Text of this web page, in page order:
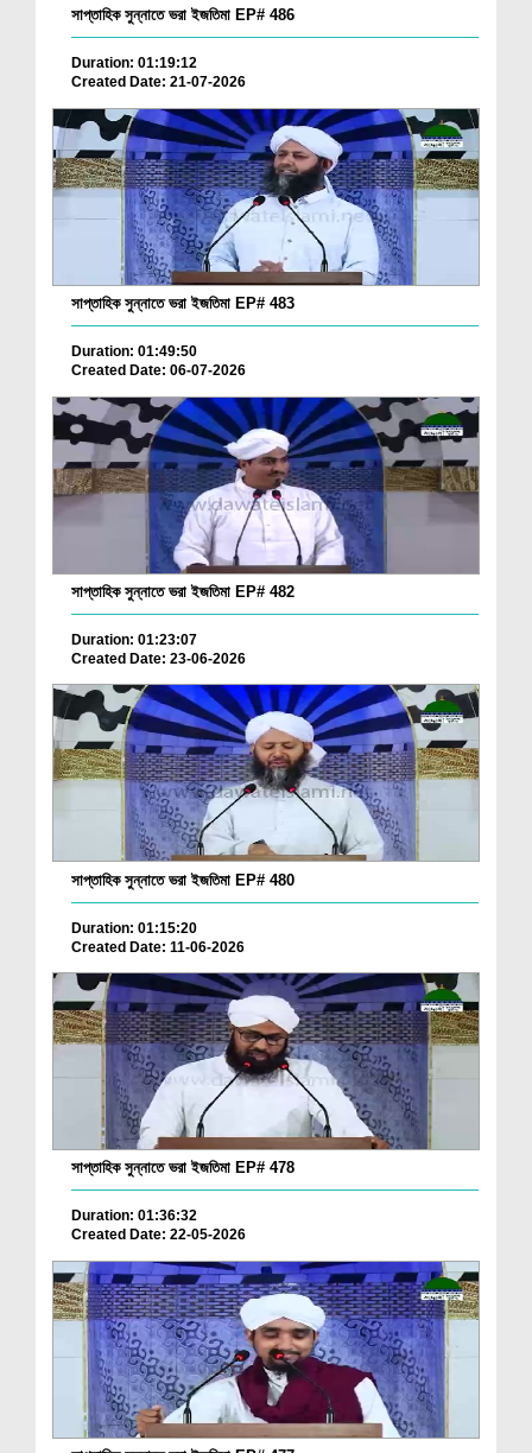
সাপ্তাহিক সুন্নাতে ভরা ইজতিমা EP# 486
Duration: 01:19:12
Created Date: 21-07-2026
সাপ্তাহিক সুন্নাতে ভরা ইজতিমা EP# 483
Duration: 01:49:50
Created Date: 06-07-2026
সাপ্তাহিক সুন্নাতে ভরা ইজতিমা EP# 482
Duration: 01:23:07
Created Date: 23-06-2026
সাপ্তাহিক সুন্নাতে ভরা ইজতিমা EP# 480
Duration: 01:15:20
Created Date: 11-06-2026
সাপ্তাহিক সুন্নাতে ভরা ইজতিমা EP# 478
Duration: 01:36:32
Created Date: 22-05-2026